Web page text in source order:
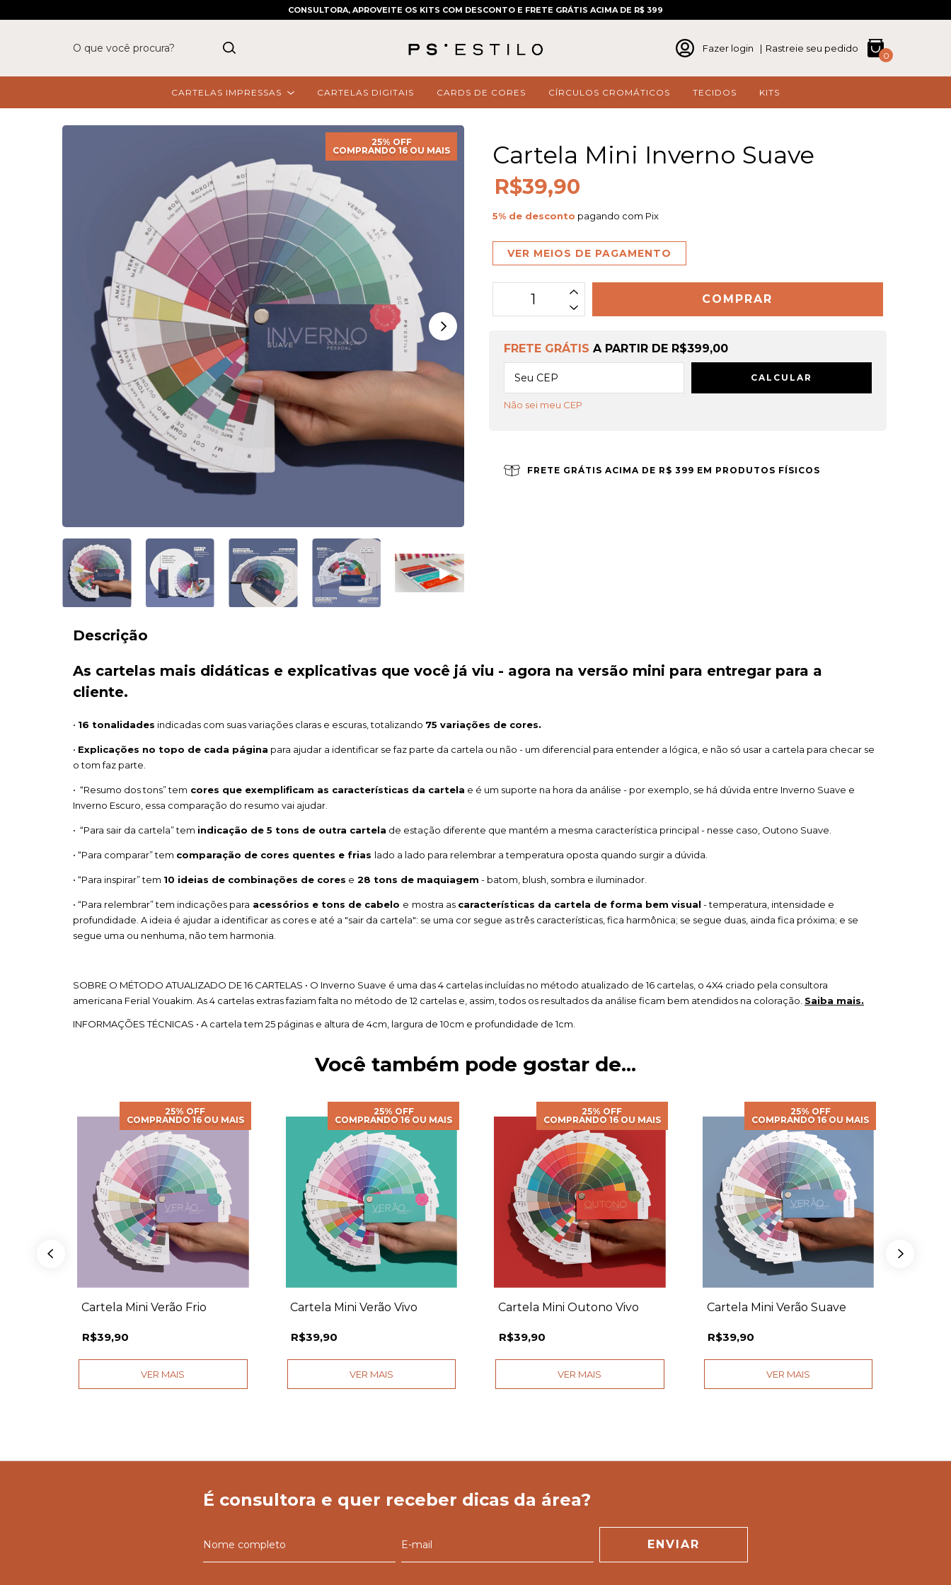
CONSULTORA, APROVEITE OS KITS COM DESCONTO E FRETE GRÁTIS ACIMA DE R$ 399
Fazer login | Rastreie seu pedido
0
CARTELAS IMPRESSAS CARTELAS DIGITAIS CARDS DE CORES CÍRCULOS CROMÁTICOS TECIDOS KITS
25% OFF
COMPRANDO 16 OU MAIS
Cartela Mini Inverno Suave
R$39,90
5% de desconto pagando com Pix
VER MEIOS DE PAGAMENTO
FRETE GRÁTIS A PARTIR DE R$399,00
CALCULAR
Não sei meu CEP
FRETE GRÁTIS ACIMA DE R$ 399 EM PRODUTOS FÍSICOS
Descrição
As cartelas mais didáticas e explicativas que você já viu - agora na versão mini para entregar para a
cliente.
• 16 tonalidades indicadas com suas variações claras e escuras, totalizando 75 variações de cores.
• Explicações no topo de cada página para ajudar a identificar se faz parte da cartela ou não - um diferencial para entender a lógica, e não só usar a cartela para checar se
o tom faz parte.
• “Resumo dos tons” tem cores que exemplificam as características da cartela e é um suporte na hora da análise - por exemplo, se há dúvida entre Inverno Suave e
Inverno Escuro, essa comparação do resumo vai ajudar.
• “Para sair da cartela” tem indicação de 5 tons de outra cartela de estação diferente que mantém a mesma característica principal - nesse caso, Outono Suave.
• “Para comparar” tem comparação de cores quentes e frias lado a lado para relembrar a temperatura oposta quando surgir a dúvida.
• “Para inspirar” tem 10 ideias de combinações de cores e 28 tons de maquiagem - batom, blush, sombra e iluminador.
• “Para relembrar” tem indicações para acessórios e tons de cabelo e mostra as características da cartela de forma bem visual - temperatura, intensidade e
profundidade. A ideia é ajudar a identificar as cores e até a "sair da cartela": se uma cor segue as três características, fica harmônica; se segue duas, ainda fica próxima; e se
segue uma ou nenhuma, não tem harmonia.
SOBRE O MÉTODO ATUALIZADO DE 16 CARTELAS • O Inverno Suave é uma das 4 cartelas incluídas no método atualizado de 16 cartelas, o 4X4 criado pela consultora
americana Ferial Youakim. As 4 cartelas extras faziam falta no método de 12 cartelas e, assim, todos os resultados da análise ficam bem atendidos na coloração. Saiba mais.
INFORMAÇÕES TÉCNICAS • A cartela tem 25 páginas e altura de 4cm, largura de 10cm e profundidade de 1cm.
Você também pode gostar de...
25% OFF
COMPRANDO 16 OU MAIS
Cartela Mini Verão Frio
R$39,90
VER MAIS
25% OFF
COMPRANDO 16 OU MAIS
Cartela Mini Verão Vivo
R$39,90
VER MAIS
25% OFF
COMPRANDO 16 OU MAIS
Cartela Mini Outono Vivo
R$39,90
VER MAIS
25% OFF
COMPRANDO 16 OU MAIS
Cartela Mini Verão Suave
R$39,90
VER MAIS
É consultora e quer receber dicas da área?